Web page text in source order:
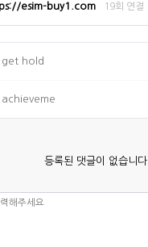
esim-buy1.com 19회 연결
get hold
등록된 댓글이 없습니다.